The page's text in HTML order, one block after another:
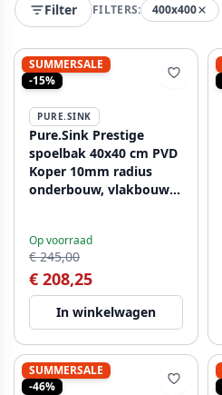
Filter FILTERS: 400x400
SUMMERSALE
-15%
PURE.SINK
Pure.Sink Prestige
spoelbak 40x40 cm PVD
Koper 10mm radius
onderbouw, vlakbouw
Op voorraad
€ 245,00
€ 208,25
In winkelwagen
SUMMERSALE
-46%